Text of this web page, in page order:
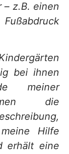
– z.B. einen
bei ihnen
meiner
die
Hilfe
erhält eine